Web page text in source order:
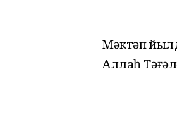
Мәктәп
Аллаһ